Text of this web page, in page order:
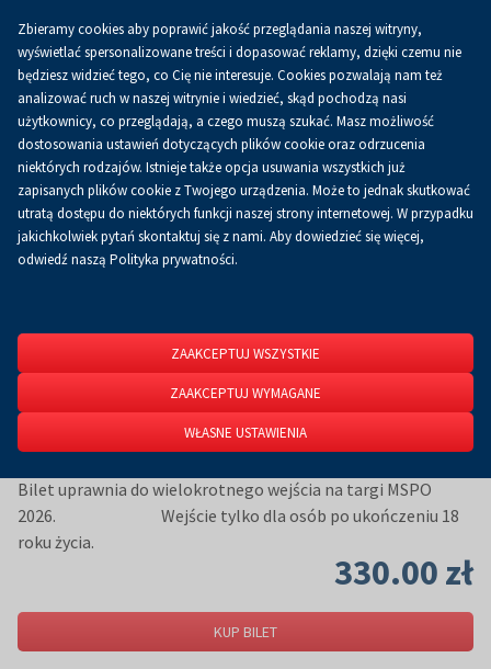
0.00 złKoszykPL
Strona główna Strona Główna
MSPO
Bilet wielokrotnego wejścia MSPO 2026
Bilet wielokrotnego wejścia MSPO 2026
Bilet uprawnia do wielokrotnego wejścia na targi MSPO
2026. Wejście tylko dla osób po ukończeniu 18
roku życia.
330.00 zł
KUP BILET
Zbieramy cookies aby poprawić jakość przeglądania naszej witryny,
wyświetlać spersonalizowane treści i dopasować reklamy, dzięki czemu nie
będziesz widzieć tego, co Cię nie interesuje. Cookies pozwalają nam też
analizować ruch w naszej witrynie i wiedzieć, skąd pochodzą nasi
użytkownicy, co przeglądają, a czego muszą szukać. Masz możliwość
dostosowania ustawień dotyczących plików cookie oraz odrzucenia
niektórych rodzajów. Istnieje także opcja usuwania wszystkich już
zapisanych plików cookie z Twojego urządzenia. Może to jednak skutkować
utratą dostępu do niektórych funkcji naszej strony internetowej. W przypadku
jakichkolwiek pytań skontaktuj się z nami. Aby dowiedzieć się więcej,
odwiedź naszą Polityka prywatności.
ZAAKCEPTUJ WSZYSTKIE
ZAAKCEPTUJ WYMAGANE
WŁASNE USTAWIENIA